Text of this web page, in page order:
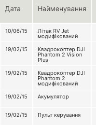
Дата Найменування
10/06/15 Літак RV Jet
модифікований
19/02/15
Квадрокоптер DJI
Phantom 2 Vision
Plus
19/02/15 Квадрокоптер DJI
Phantom 2
модифікований
19/02/15 Акумулятор
19/02/15
Пульт керування